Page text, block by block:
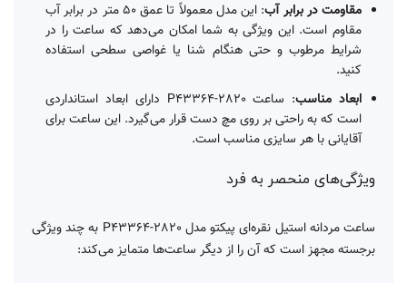
مقاومت در برابر آب
: این مدل معمولاً تا عمق 50 متر در برابر آب
مقاوم است. این ویژگی به شما امکان می‌دهد که ساعت را در
شرایط مرطوب و حتی هنگام شنا یا غواصی سطحی استفاده
کنید.
ابعاد مناسب
: ساعت P43364-2820 دارای ابعاد استانداردی
است که به راحتی بر روی مچ دست قرار می‌گیرد. این ساعت برای
آقایانی با هر سایزی مناسب است.
ویژگی‌های منحصر به فرد
ساعت مردانه استیل نقره‌ای پیکتو مدل P43364-2820 به چند ویژگی
برجسته مجهز است که آن را از دیگر ساعت‌ها متمایز می‌کند: